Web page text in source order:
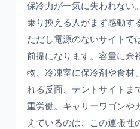
保冷力が一気に失われない
乗り換える人がまず感動す
ただし電源のないサイトで
前提になります。容量に余
物、冷凍室に保冷剤や食材
れる反面、テントサイトま
重労働。キャリーワゴンや
えているのは、この運搬性